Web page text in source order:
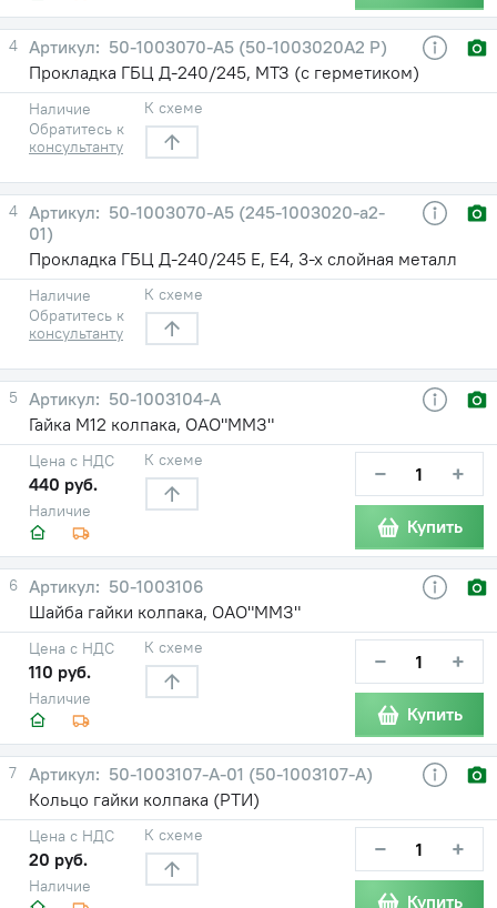
4
50-1003070-А5 (50-1003020А2 Р)
Прокладка ГБЦ Д-240/245, МТЗ (с герметиком)
Наличие
Обратитесь к
консультанту
К схеме
4
50-1003070-А5 (245-1003020-а2-
01)
Прокладка ГБЦ Д-240/245 Е, Е4, 3-х слойная металл
Наличие
Обратитесь к
консультанту
К схеме
5
50-1003104-А
Гайка М12 колпака, ОАО"ММЗ"
Наличие
Цена с НДС
440 руб.
К схеме − +
Купить
6
50-1003106
Шайба гайки колпака, ОАО"ММЗ"
Наличие
Цена с НДС
110 руб.
К схеме − +
Купить
7
50-1003107-А-01 (50-1003107-А)
Кольцо гайки колпака (РТИ)
Наличие
Цена с НДС
20 руб.
К схеме − +
Купить